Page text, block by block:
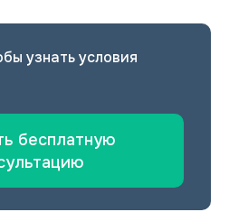
узнать условия
бесплатную